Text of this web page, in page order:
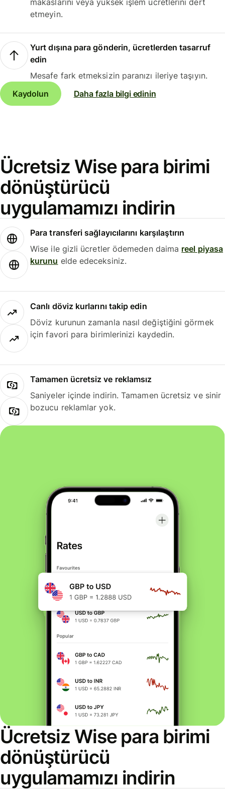
makaslarını veya yüksek işlem ücretlerini dert
etmeyin.
Yurt dışına para gönderin, ücretlerden tasarruf
edin
Mesafe fark etmeksizin paranızı ileriye taşıyın.
Kaydolun
Daha fazla bilgi edinin
Ücretsiz Wise para birimi
dönüştürücü
uygulamamızı indirin
Para transferi sağlayıcılarını karşılaştırın
Wise ile gizli ücretler ödemeden daima reel piyasa
kurunu elde edeceksiniz.
Canlı döviz kurlarını takip edin
Döviz kurunun zamanla nasıl değiştiğini görmek
için favori para birimlerinizi kaydedin.
Tamamen ücretsiz ve reklamsız
Saniyeler içinde indirin. Tamamen ücretsiz ve sinir
bozucu reklamlar yok.
Ücretsiz Wise para birimi
dönüştürücü
uygulamamızı indirin